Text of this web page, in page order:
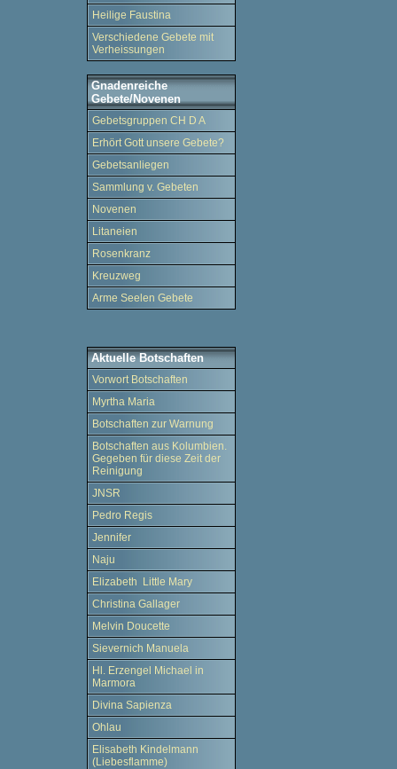
Heilige Faustina
Verschiedene Gebete mit
Verheissungen
Gnadenreiche
Gebete/Novenen
Gebetsgruppen CH D A
Erhört Gott unsere Gebete?
Gebetsanliegen
Sammlung v. Gebeten
Novenen
Litaneien
Rosenkranz
Kreuzweg
Arme Seelen Gebete
Aktuelle Botschaften
Vorwort Botschaften
Myrtha Maria
Botschaften zur Warnung
Botschaften aus Kolumbien.
Gegeben für diese Zeit der
Reinigung
JNSR
Pedro Regis
Jennifer
Naju
Elizabeth Little Mary
Christina Gallager
Melvin Doucette
Sievernich Manuela
Hl. Erzengel Michael in
Marmora
Divina Sapienza
Ohlau
Elisabeth Kindelmann
(Liebesflamme)